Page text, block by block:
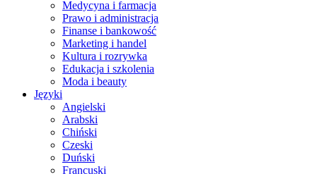
Medycyna i farmacja
Prawo i administracja
Finanse i bankowość
Marketing i handel
Kultura i rozrywka
Edukacja i szkolenia
Moda i beauty
Języki
Angielski
Arabski
Chiński
Czeski
Duński
Francuski